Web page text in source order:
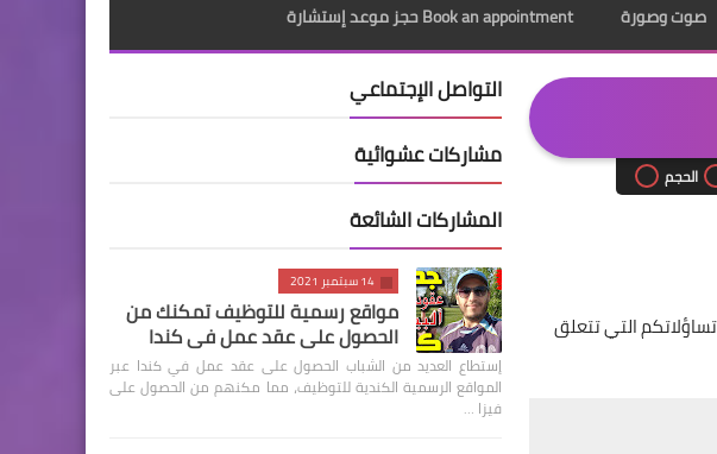
صوت وصورة Book an appointment حجز موعد إستشارة
الحجم
التي تتعلق
التواصل الإجتماعي
مشاركات عشوائية
المشاركات الشائعة
14 سبتمبر 2021
مواقع رسمية للتوظيف تمكنك من
الحصول على عقد عمل في كندا
إستطاع العديد من الشباب الحصول على عقد عمل في كندا عبر
المواقع الرسمية الكندية للتوظيف، مما مكنهم من الحصول على
فيزا …